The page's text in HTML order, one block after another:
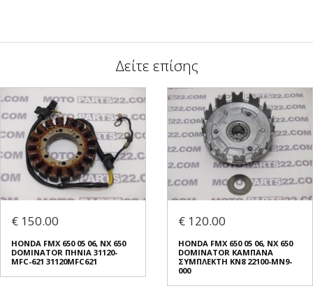
Δείτε επίσης
€ 150.00
HONDA FMX 650 05 06, NX 650
DOMINATOR ΠΗΝΙΑ 31120-
MFC-621 31120MFC621
€ 120.00
HONDA FMX 650 05 06, NX 650
DOMINATOR ΚΑΜΠΑΝΑ
ΣΥΜΠΛΕΚΤΗ KN8 22100-MN9-
000